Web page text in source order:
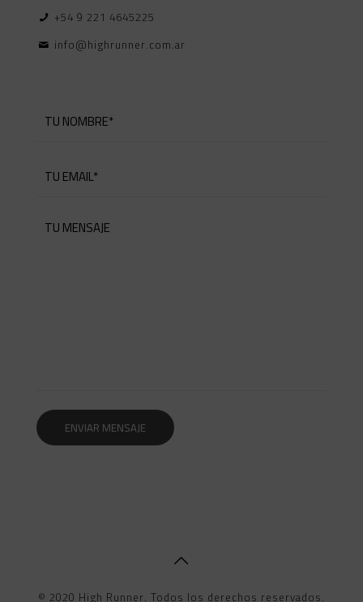
+54 9 221 4645225
info@highrunner.com.ar
© 2020 High Runner. Todos los derechos reservados.